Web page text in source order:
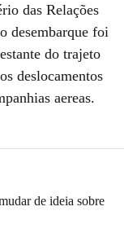
das Relações
desembarque foi
do trajeto
deslocamentos
aereas.
de ideia sobre